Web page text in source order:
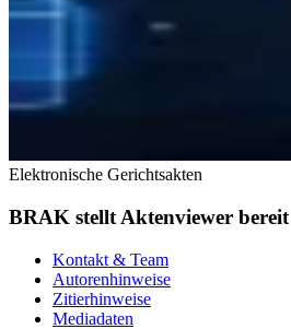
Elektronische Gerichtsakten
BRAK stellt Aktenviewer bereit
Kontakt & Team
Autorenhinweise
Zitierhinweise
Mediadaten